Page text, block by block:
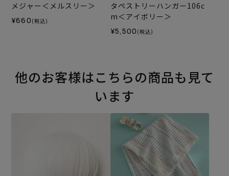
メジャー＜メルスリー＞
¥660 (税込)
タペストリーハンガー106c
m＜アイボリー＞
¥5,500 (税込)
他のお客様はこちらの商品も見て
います